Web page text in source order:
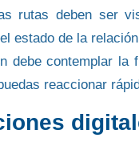
rutas deben ser
estado de la
debe contemplar la
reaccionar